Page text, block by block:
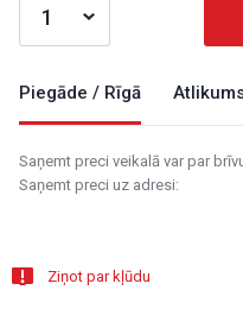
Piegāde / Rīgā
Saņemt preci veikalā var par
Saņemt preci uz adresi:
Ziņot par kļūdu